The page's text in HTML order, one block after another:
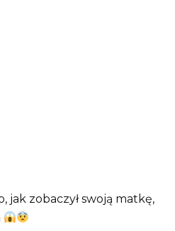
jak zobaczył swoją matkę,